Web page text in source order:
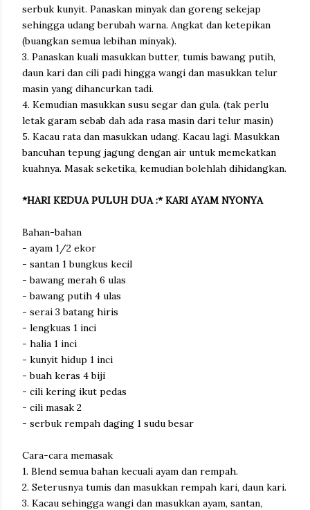
serbuk kunyit. Panaskan minyak dan goreng sekejap
sehingga udang berubah warna. Angkat dan ketepikan
(buangkan semua lebihan minyak).
3. Panaskan kuali masukkan butter, tumis bawang putih,
daun kari dan cili padi hingga wangi dan masukkan telur
masin yang dihancurkan tadi.
4. Kemudian masukkan susu segar dan gula. (tak perlu
letak garam sebab dah ada rasa masin dari telur masin)
5. Kacau rata dan masukkan udang. Kacau lagi. Masukkan
bancuhan tepung jagung dengan air untuk memekatkan
kuahnya. Masak seketika, kemudian bolehlah dihidangkan.
*HARI KEDUA PULUH DUA :* KARI AYAM NYONYA
Bahan-bahan
- ayam 1/2 ekor
- santan 1 bungkus kecil
- bawang merah 6 ulas
- bawang putih 4 ulas
- serai 3 batang hiris
- lengkuas 1 inci
- halia 1 inci
- kunyit hidup 1 inci
- buah keras 4 biji
- cili kering ikut pedas
- cili masak 2
- serbuk rempah daging 1 sudu besar
Cara-cara memasak
1. Blend semua bahan kecuali ayam dan rempah.
2. Seterusnya tumis dan masukkan rempah kari, daun kari.
3. Kacau sehingga wangi dan masukkan ayam, santan,